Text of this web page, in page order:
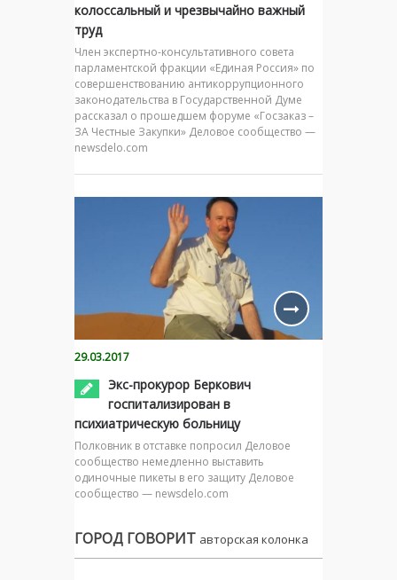
колоссальный и чрезвычайно важный
труд
Член экспертно-консультативного совета
парламентской фракции «Единая Россия» по
совершенствованию антикоррупционного
законодательства в Государственной Думе
рассказал о прошедшем форуме «Госзаказ –
ЗА Честные Закупки» Деловое сообщество —
newsdelo.com
29.03.2017
Экс-прокурор Беркович
госпитализирован в
психиатрическую больницу
Полковник в отставке попросил Деловое
сообщество немедленно выставить
одиночные пикеты в его защиту Деловое
сообщество — newsdelo.com
ГОРОД ГОВОРИТ авторская колонка